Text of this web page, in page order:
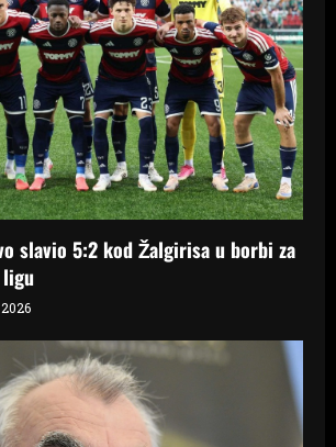
slavio 5:2 kod Žalgirisa u borbi za